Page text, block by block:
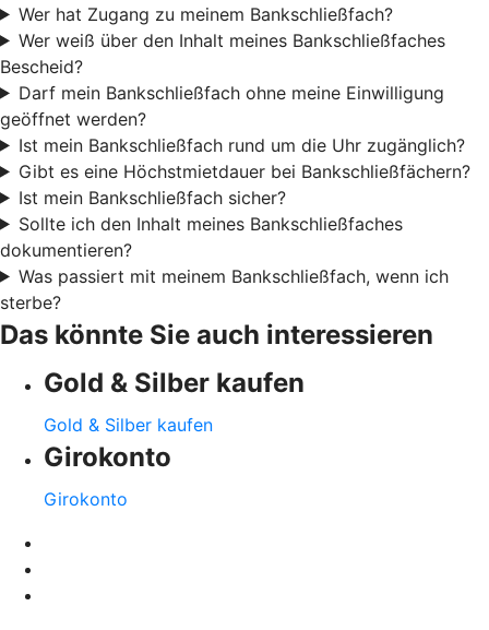
Wer hat Zugang zu meinem Bankschließfach?
Wer weiß über den Inhalt meines Bankschließfaches
Bescheid?
Darf mein Bankschließfach ohne meine Einwilligung
geöffnet werden?
Ist mein Bankschließfach rund um die Uhr zugänglich?
Gibt es eine Höchstmietdauer bei Bankschließfächern?
Ist mein Bankschließfach sicher?
Sollte ich den Inhalt meines Bankschließfaches
dokumentieren?
Was passiert mit meinem Bankschließfach, wenn ich
sterbe?
Das könnte Sie auch interessieren
Gold & Silber kaufen
Gold & Silber kaufen
Girokonto
Girokonto